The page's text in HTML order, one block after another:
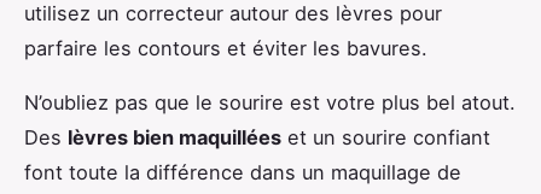
utilisez un correcteur autour des lèvres pour
parfaire les contours et éviter les bavures.
N’oubliez pas que le sourire est votre plus bel atout.
Des lèvres bien maquillées et un sourire confiant
font toute la différence dans un maquillage de